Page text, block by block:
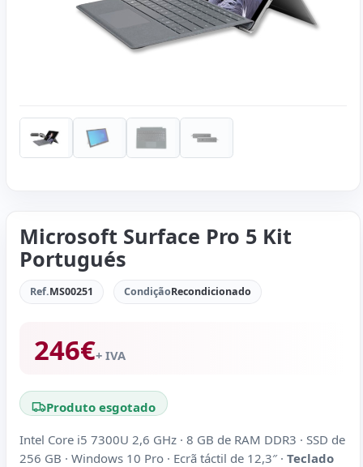
Microsoft Surface Pro 5 Kit
Portugués
Ref.MS00251 CondiçãoRecondicionado
246€+ IVA
Produto esgotado
Intel Core i5 7300U 2,6 GHz · 8 GB de RAM DDR3 · SSD de
256 GB · Windows 10 Pro · Ecrã táctil de 12,3″ · Teclado